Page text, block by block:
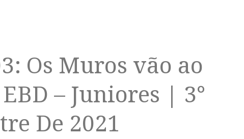
Os Muros vão ao
– Juniores | 3°
De 2021